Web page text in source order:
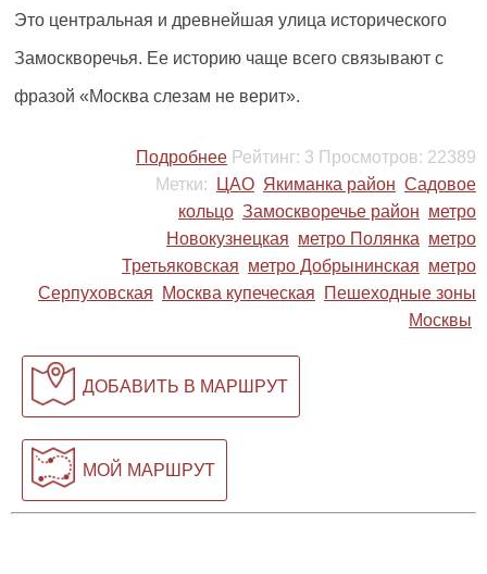
Это центральная и древнейшая улица исторического
Замоскворечья. Ее историю чаще всего связывают с
фразой «Москва слезам не верит».
Подробнее Рейтинг: 3 Просмотров: 22389
Метки:
ЦАО Якиманка район Садовое
кольцо Замоскворечье район метро
Новокузнецкая метро Полянка метро
Третьяковская метро Добрынинская метро
Серпуховская
Москва купеческая
Пешеходные зоны
Москвы
ДОБАВИТЬ В МАРШРУТ
МОЙ МАРШРУТ